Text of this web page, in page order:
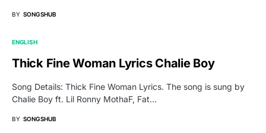
BY SONGSHUB
ENGLISH
Thick Fine Woman Lyrics Chalie Boy
Song Details: Thick Fine Woman Lyrics. The song is sung by
Chalie Boy ft. Lil Ronny MothaF, Fat…
BY SONGSHUB